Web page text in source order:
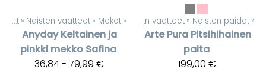
Tuotteet ‪» Naisten vaatteet ‪» Mekot ‪»
Anyday Keltainen ja
pinkki mekko Safina
36,84 - 79,99 €
Tuotteet‪» Naisten vaatteet ‪» Naisten paidat ‪»
Arte Pura Pitsihihainen
paita
199,00 €